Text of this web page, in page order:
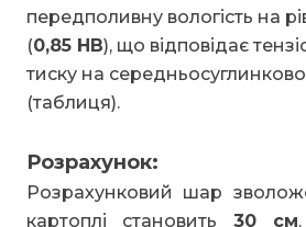
передполивну вологість на
(0,85 НВ), що відповідає
тиску на
(таблиця).
Розрахунок:
Розрахунковий шар
картоплі становить 30 см